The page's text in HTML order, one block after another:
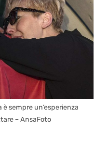
sempre un’esperienza
– AnsaFoto